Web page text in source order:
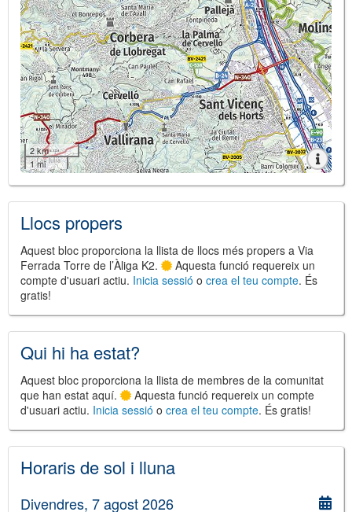
2 km
1 mi
JS library for interactive maps
Llocs propers
Aquest bloc proporciona la llista de llocs més propers a Via
Ferrada Torre de l’Àliga K2.
Aquesta funció requereix un
compte d'usuari actiu. Inicia sessió o crea el teu compte. És
gratis!
Qui hi ha estat?
Aquest bloc proporciona la llista de membres de la comunitat
que han estat aquí.
Aquesta funció requereix un compte
d'usuari actiu. Inicia sessió o crea el teu compte. És gratis!
Horaris de sol i lluna
Divendres, 7 agost 2026